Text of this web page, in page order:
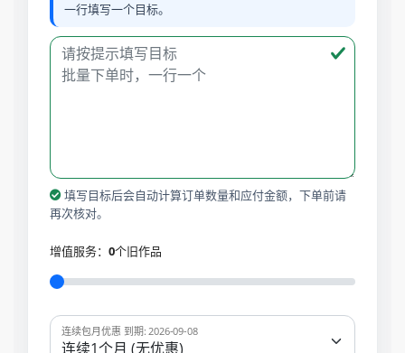
一行填写一个目标。
填写目标后会自动计算订单数量和应付金额，下单前请
再次核对。
增值服务： 0个旧作品
连续包月优惠 到期: 2026-09-08